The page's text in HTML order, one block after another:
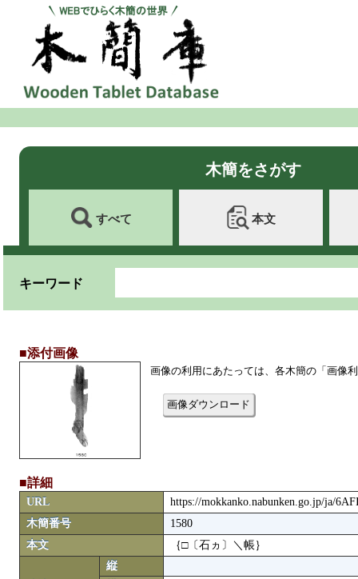
木簡をさがす
すべて 本文
キーワード
■添付画像
画像の利用にあたっては、各木簡の「画像
画像ダウンロード
■詳細
URL
https://mokkanko.nabunken.go.jp/ja/
木簡番号
1580
本文
｛□〔石ヵ〕＼帳｝
縦